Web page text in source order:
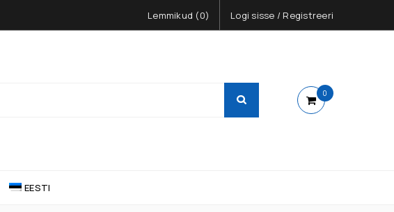
Logi sisse / Registreeri
Lemmikud (0)
0
EESTI